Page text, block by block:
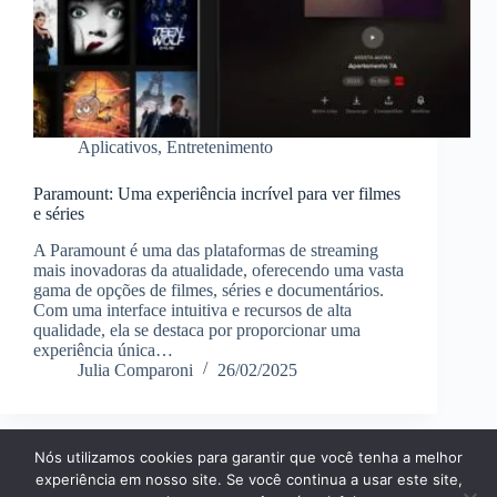
Aplicativos, Entretenimento
Paramount: Uma experiência incrível para ver filmes
e séries
A Paramount é uma das plataformas de streaming
mais inovadoras da atualidade, oferecendo uma vasta
gama de opções de filmes, séries e documentários.
Com uma interface intuitiva e recursos de alta
qualidade, ela se destaca por proporcionar uma
experiência única…
Julia Comparoni
26/02/2025
Página Inícial Dicas
Aplicativos
Nós utilizamos cookies para garantir que você tenha a melhor
experiência em nosso site. Se você continua a usar este site,